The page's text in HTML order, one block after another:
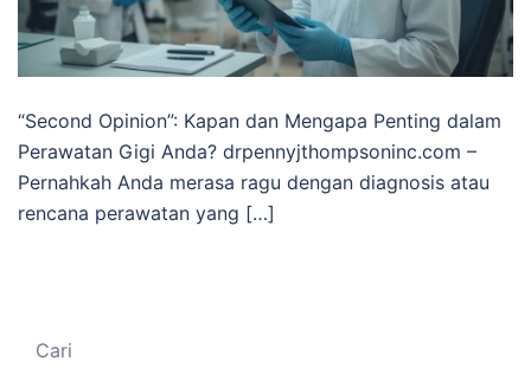
“Second Opinion”: Kapan dan Mengapa Penting dalam
Perawatan Gigi Anda? drpennyjthompsoninc.com –
Pernahkah Anda merasa ragu dengan diagnosis atau
rencana perawatan yang […]
Cari